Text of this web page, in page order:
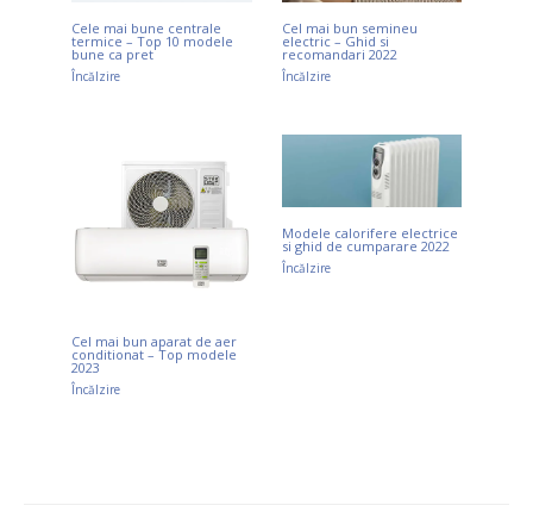
Cele mai bune centrale
termice – Top 10 modele
bune ca pret
Încălzire
Cel mai bun semineu
electric – Ghid si
recomandari 2022
Încălzire
Cel mai bun aparat de aer
conditionat – Top modele
2023
Încălzire
Modele calorifere electrice
si ghid de cumparare 2022
Încălzire